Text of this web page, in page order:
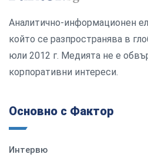
Аналитично-информационен
който се разпространява в
юли 2012 г. Медията не е
корпоративни интереси.
Основно с Фактор
Интервю